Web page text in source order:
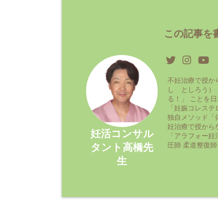
この記事を
妊活コンサル
タント高橋先
生
不妊治療で授
し としろう）
る！」 ことを
「妊娠コレス
独自メソッド「
妊治療で授から
「アラフォー
圧師 柔道整復